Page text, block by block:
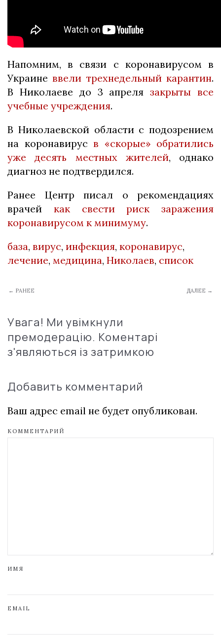
Напомним, в связи с коронавирусом в
Украиневвели трехнедельный карантин.
В Николаеве до 3 апрелязакрыты все
учебные учреждения.
В Николаевской области с подозрением
на коронавирус в «скорые» обратились
уже десять местных жителей, однако
диагноз не подтвердился.
Ранее Центр писал о рекомендациях
врачей как свести риск заражения
коронавирусом к минимуму.
база, вирус, инфекция, коронавирус,
лечение, медицина, Николаев, список
← РАНЕЕ ДАЛЕЕ →
Увага! Ми увімкнули
премодерацію. Коментарі
з'являються із затримкою
Добавить комментарий
Ваш адрес email не будет опубликован.
КОММЕНТАРИЙ
ИМЯ
EMAIL